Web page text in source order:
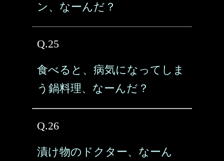
ン、なーんだ？
Q.25
食べると、病気になってしま
う鍋料理、なーんだ？
Q.26
漬け物のドクター、なーん